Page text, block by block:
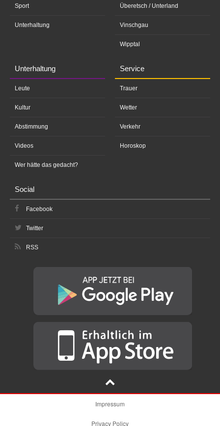
Sport
Unterhaltung
Überetsch / Unterland
Vinschgau
Wipptal
Unterhaltung
Leute
Kultur
Abstimmung
Videos
Wer hätte das gedacht?
Service
Trauer
Wetter
Verkehr
Horoskop
Social
Facebook
Twitter
RSS
Impressum
Privacy Policy